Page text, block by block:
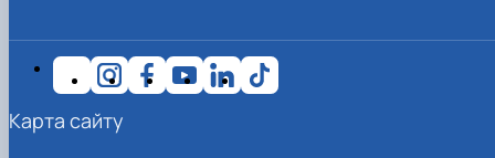
Карта сайту